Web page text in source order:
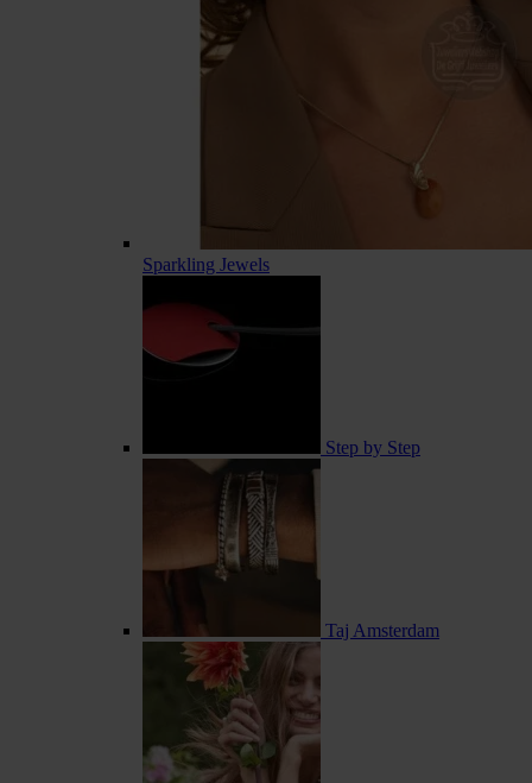
Sparkling Jewels
Step by Step
Taj Amsterdam